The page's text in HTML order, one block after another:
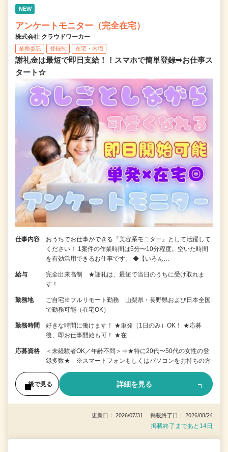
NEW
アンケートモニター（完全在宅）
株式会社 クラウドワーカー
業務委託 登録制 在宅・内職
謝礼金は最短で即日支給！！スマホで簡単登録➡お仕事ス
タート☆
仕事内容
おうちでお仕事ができる『美容系モニター』として活躍して
ください！ 1案件の作業時間は5分〜10分程度。空いた時間
を有効活用できるお仕事です。 ◆【いろん…
給与
完全出来高制 ★謝礼は、最短で当日のうちに受け取れま
す！
勤務地
ご自宅※フルリモート勤務 山梨県・長野県および日本全国
で勤務可能（在宅OK）
勤務時間
好きな時間に働けます！ ★単発（1日のみ）OK！ ★応募
後、即お仕事開始も可！ ★在…
応募資格
＜未経験者OK／年齢不問＞⇒★特に20代〜50代の女性の登
録多数★ ※スマートフォンもしくはパソコンをお持ちの方
後で見る 詳細を見る
更新日： 2026/07/31 掲載終了日： 2026/08/24
掲載終了まであと14日